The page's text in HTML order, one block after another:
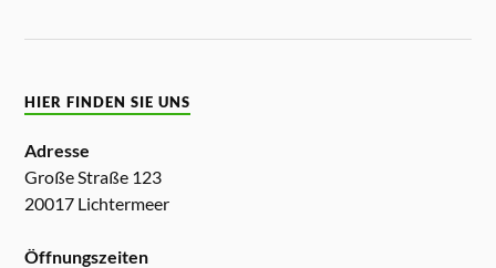
HIER FINDEN SIE UNS
Adresse
Große Straße 123
20017 Lichtermeer
Öffnungszeiten